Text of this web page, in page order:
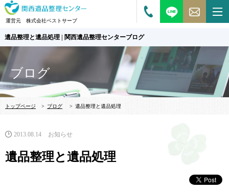
運営元 株式会社ベストサーブ
遺品整理と遺品処理 | 関西遺品整理センターブログ
ブログ
トップページ > ブログ > 遺品整理と遺品処理
2013.08.14 お知らせ
遺品整理と遺品処理